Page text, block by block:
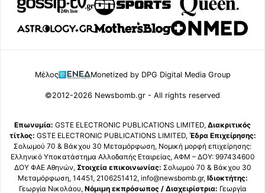
Μέλος Monetized by DPG Digital Media Group
©2012-2026 Newsbomb.gr - All rights reserved
Επωνυμία: GSTE ELECTRONIC PUBLICATIONS LIMITED, Διακριτικός
τίτλος: GSTE ELECTRONIC PUBLICATIONS LIMITED, Έδρα Επιχείρησης:
Σολωμού 70 & Βάκχου 30 Μεταμόρφωση, Νομική μορφή επιχείρησης:
Ελληνικό Υποκατάστημα Αλλοδαπής Εταιρείας, ΑΦΜ – ΔΟΥ: 997434600
ΔΟΥ ΦΑΕ Αθηνών, Στοιχεία επικοινωνίας: Σολωμού 70 & Βάκχου 30
Μεταμόρφωση, 14451, 2106251412, info@newsbomb.gr, Ιδιοκτήτης:
Γεωργία Νικολάου, Νόμιμη εκπρόσωπος / Διαχειρίστρια: Γεωργία